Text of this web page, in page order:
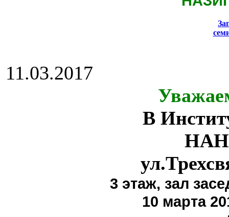
11.03.2017
В
НАН
3 этаж, зал
10 марта